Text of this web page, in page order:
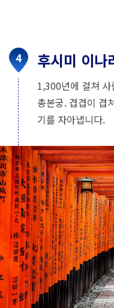
후시미 이나
1,300년에 걸쳐
총본궁. 겹겹이 겹
기를 자아냅니다.